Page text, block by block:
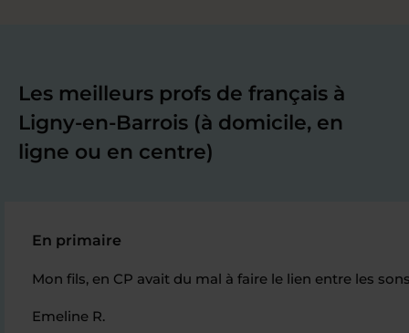
Les meilleurs profs de français à
Ligny-en-Barrois (à domicile, en
ligne ou en centre)
En primaire
Mon fils, en CP avait du mal à faire le lien entre les
Emeline R.